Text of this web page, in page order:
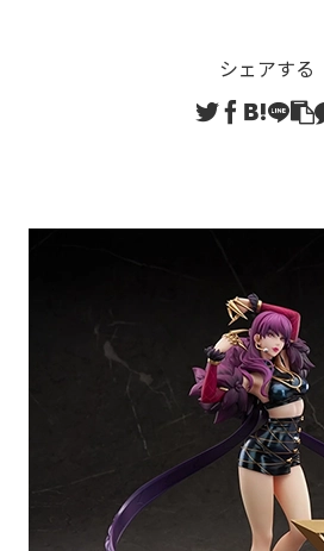
シェアする